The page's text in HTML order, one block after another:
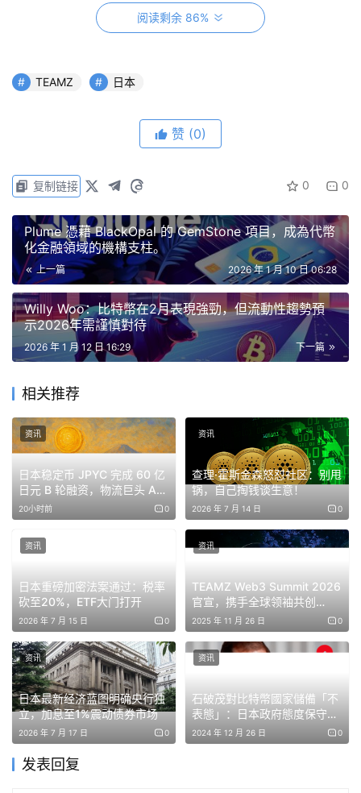
在形成更成熟的生态网络。
——TEAMZ Web3 / AI SUMMIT 2026
认登台，第一波豪华嘉宾阵容公布；同时大会最顶级的
助（Title Sponsor）”10个席位已全部售罄
量集中集结东京。
片山财务大臣、玉木雄一郎代表确认登台，
TEAMZ SUMMIT 2026 政界关注度再升级
主办方宣布， 片山さつき（财务大臣 / 金融担当大臣） 将
出席TEAMZ Summit 2026并发表演讲。片山大臣长期关注
金融制度改革与产业结构升级，在日本加快推进数字资产与
金融创新的当下，其登台被视为“政策与产业进一步对话”的
重要信号。
同时，国民民主党代表、众议院议员玉木雄一郎 也确认登
台。玉木代表曾在日本财务省（原大藏省）任职，并拥有外
务省、金融厅、大阪国税局等丰富行政经验，在“数字金
融、产业政策与国际竞争”议题上具备高度影响力。
阅读剩余 86%
TEAMZ 日本
赞 (0)
0 0
复制链接
Plume 憑藉 BlackOpal 的 GemStone 項目，成為代幣
化金融領域的機構支柱。
上一篇 2026 年 1 月 10 日 06:28
Willy Woo：比特幣在2月表現強勁，但流動性趨勢預
示2026年需謹慎對待
下一篇
2026 年 1 月 12 日 16:29
相关推荐
日本稳定币 JPYC 完成 60 亿
日元 B 轮融资，物流巨头 AZ-
COM 领投
20小时前 0
资讯
查理·霍斯金森怒怼社区：别甩
锅，自己掏钱谈生意！
2026 年 7 月 14 日 0
资讯
日本重磅加密法案通过：税率
砍至20%，ETF大门打开
2026 年 7 月 15 日 0
资讯
TEAMZ Web3 Summit 2026
官宣，携手全球领袖共创
Web3未来新篇章！
2025 年 11 月 26 日 0
资讯
日本最新经济蓝图明确央行独
立，加息至1%震动债券市场
2026 年 7 月 17 日 0
资讯
石破茂對比特幣國家儲備「不
表態」：日本政府態度保守，
議員提案遭冷處理
2024 年 12 月 26 日 0
资讯
发表回复